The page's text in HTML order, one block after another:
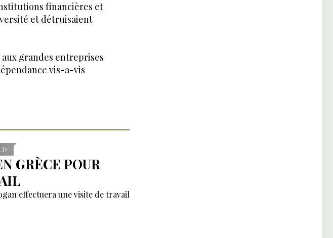
financières et
et détruisaient
grandes entreprises
vis-a-vis
GRÈCE POUR
effectuera une visite de travail